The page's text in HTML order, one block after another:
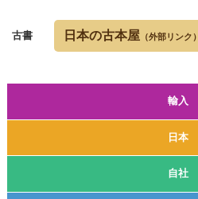
輸入
日本
自社
古書 日本の古本屋 （外部リンク）